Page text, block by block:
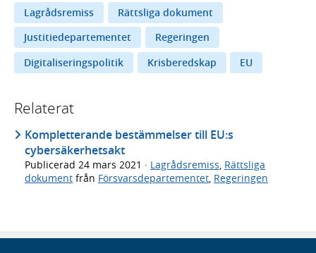
Lagrådsremiss
Rättsliga dokument
Justitiedepartementet
Regeringen
Digitaliseringspolitik
Krisberedskap EU
Relaterat
Kompletterande bestämmelser till EU:s
cybersäkerhetsakt
Publicerad 24 mars 2021 · Lagrådsremiss, Rättsliga
dokument från Försvarsdepartementet, Regeringen